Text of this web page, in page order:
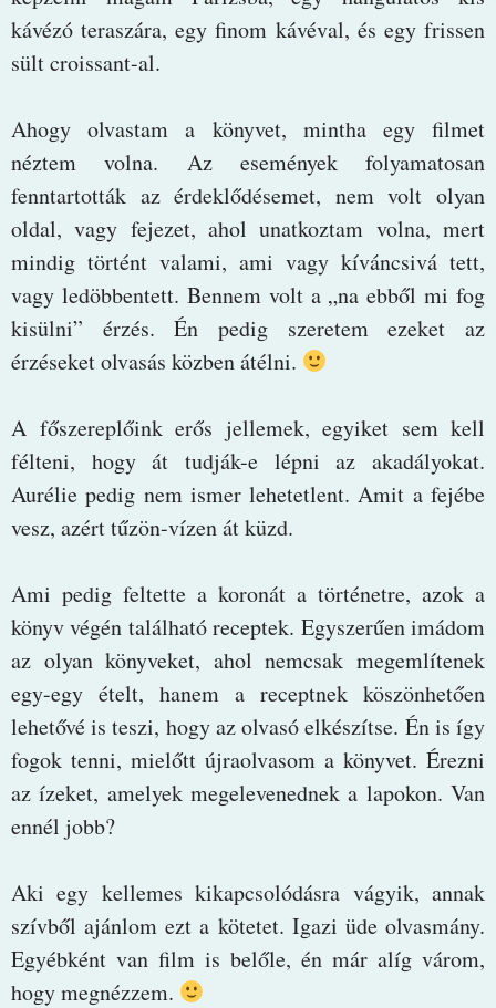
kávézó teraszára, egy finom kávéval, és egy frissen
sült croissant-al.
Ahogy olvastam a könyvet, mintha egy filmet
néztem volna. Az események folyamatosan
fenntartották az érdeklődésemet, nem volt olyan
oldal, vagy fejezet, ahol unatkoztam volna, mert
mindig történt valami, ami vagy kíváncsivá tett,
vagy ledöbbentett. Bennem volt a „na ebből mi fog
kisülni” érzés. Én pedig szeretem ezeket az
érzéseket olvasás közben átélni.
A főszereplőink erős jellemek, egyiket sem kell
félteni, hogy át tudják-e lépni az akadályokat.
Aurélie pedig nem ismer lehetetlent. Amit a fejébe
vesz, azért tűzön-vízen át küzd.
Ami pedig feltette a koronát a történetre, azok a
könyv végén található receptek. Egyszerűen imádom
az olyan könyveket, ahol nemcsak megemlítenek
egy-egy ételt, hanem a receptnek köszönhetően
lehetővé is teszi, hogy az olvasó elkészítse. Én is így
fogok tenni, mielőtt újraolvasom a könyvet. Érezni
az ízeket, amelyek megelevenednek a lapokon. Van
ennél jobb?
Aki egy kellemes kikapcsolódásra vágyik, annak
szívből ajánlom ezt a kötetet. Igazi üde olvasmány.
Egyébként van film is belőle, én már alíg várom,
hogy megnézzem.